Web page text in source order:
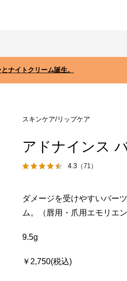
ナイトクリーム誕生。
スキンケア/リップケア
アドナインス
4.3 （71）
ダメージを受けやすいパー
ム。（唇用・爪用エモリエ
9.5g
￥2,750(税込)